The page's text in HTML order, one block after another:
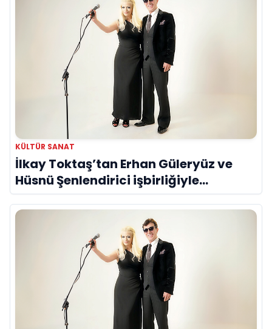
KÜLTÜR SANAT
İlkay Toktaş’tan Erhan Güleryüz ve
Hüsnü Şenlendirici işbirliğiyle
duygusal bir aşk manifestosu: “Deliler
Gibi”